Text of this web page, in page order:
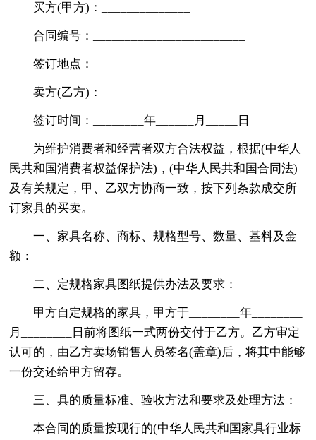
买方(甲方)：______________
合同编号：________________________
签订地点：________________________
卖方(乙方)：______________
签订时间：________年______月_____日
为维护消费者和经营者双方合法权益，根据(中华人
民共和国消费者权益保护法)，(中华人民共和国合同法)
及有关规定，甲、乙双方协商一致，按下列条款成交所
订家具的买卖。
一、家具名称、商标、规格型号、数量、基料及金
额：
二、定规格家具图纸提供办法及要求：
甲方自定规格的家具，甲方于________年________
月________日前将图纸一式两份交付于乙方。乙方审定
认可的，由乙方卖场销售人员签名(盖章)后，将其中能够
一份交还给甲方留存。
三、具的质量标准、验收方法和要求及处理方法：
本合同的质量按现行的(中华人民共和国家具行业标